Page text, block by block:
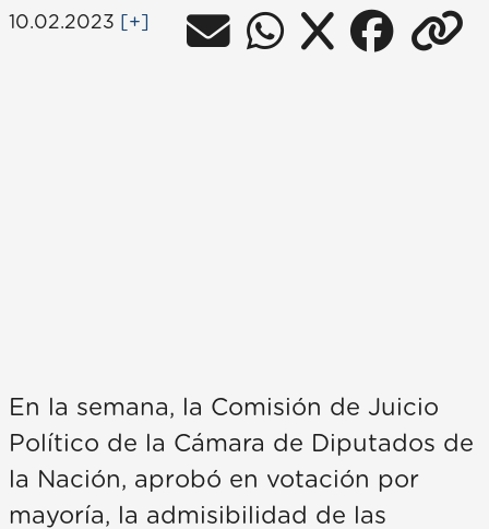
10.02.2023 [+]
En la semana, la Comisión de Juicio
Político de la Cámara de Diputados de
la Nación, aprobó en votación por
mayoría, la admisibilidad de las